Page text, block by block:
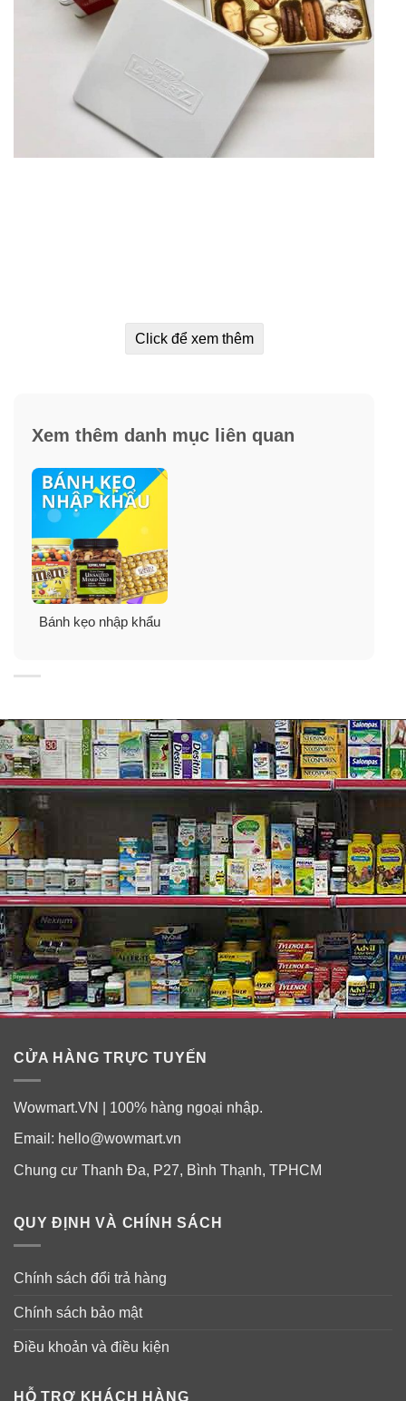
Click để xem thêm
Xem thêm danh mục liên quan
Bánh kẹo nhập khẩu
CỬA HÀNG TRỰC TUYẾN
Wowmart.VN | 100% hàng ngoại nhập.
Email: hello@wowmart.vn
Chung cư Thanh Đa, P27, Bình Thạnh, TPHCM
QUY ĐỊNH VÀ CHÍNH SÁCH
Chính sách đổi trả hàng
Chính sách bảo mật
Điều khoản và điều kiện
HỖ TRỢ KHÁCH HÀNG